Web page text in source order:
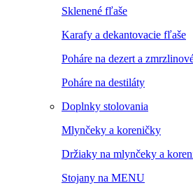
Sklenené fľaše
Karafy a dekantovacie fľaše
Poháre na dezert a
Poháre na destiláty
Doplnky stolovania
Mlynčeky a koreničky
Držiaky na mlynčeky a
Stojany na MENU